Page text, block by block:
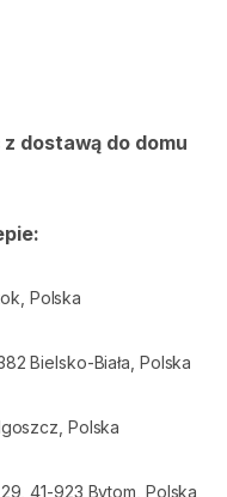
dostawą do domu
Polska
Bielsko-Biała, Polska
Polska
41-923 Bytom, Polska